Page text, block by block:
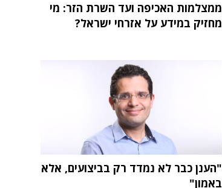
ממצלמות האכיפה ועד השרת הזר: מי
מחזיק במידע על אזרחי ישראל?
"הענן כבר לא נמדד רק בביצועים, אלא
באמון"